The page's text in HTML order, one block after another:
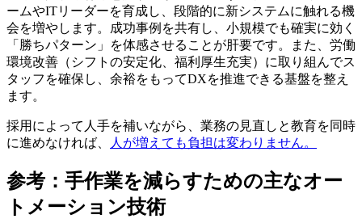
ームやITリーダーを育成し、段階的に新システムに触れる機
会を増やします。成功事例を共有し、小規模でも確実に効く
「勝ちパターン」を体感させることが肝要です。また、労働
環境改善（シフトの安定化、福利厚生充実）に取り組んでス
タッフを確保し、余裕をもってDXを推進できる基盤を整え
ます。
採用によって人手を補いながら、業務の見直しと教育を同時
に進めなければ、
人が増えても負担は変わりません。
参考：手作業を減らすための主なオー
トメーション技術